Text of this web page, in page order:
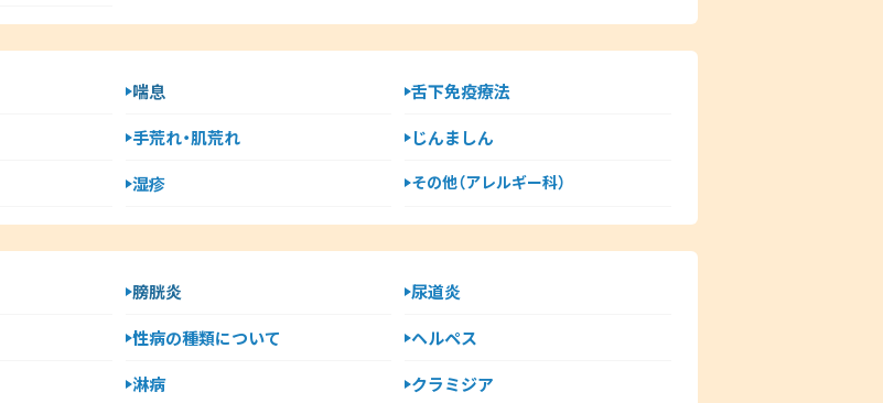
喘息
舌下免疫療法
手荒れ・肌荒れ
じんましん
湿疹 その他（アレルギー科）
膀胱炎
尿道炎
性病の種類について
ヘルペス
淋病
クラミジア